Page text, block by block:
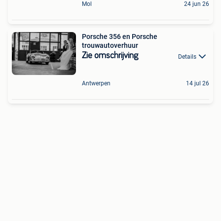
Mol 24 jun 26
Porsche 356 en Porsche
trouwautoverhuur
Zie omschrijving Details
Antwerpen 14 jul 26